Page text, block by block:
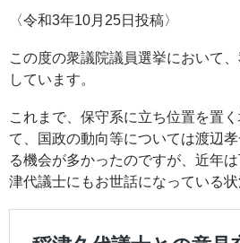
〈令和3年10月25日投稿〉
この度の衆議院議員選挙において
しています。
これまで、保守系に立ち位置を置
て、国政の動向等については渡辺
る機会が多かったのですが、近年
津代議士にもお世話になっている状